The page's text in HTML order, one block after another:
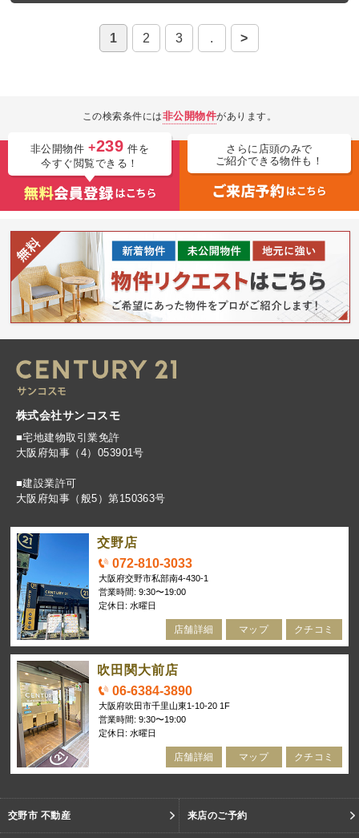
1 2 3 . >
この検索条件には非公開物件があります。
非公開物件 +239 件を
今すぐ閲覧できる！
さらに店頭のみで
ご紹介できる物件も！
株式会社サンコスモ
■宅地建物取引業免許
大阪府知事（4）053901号
■建設業許可
大阪府知事（般5）第150363号
交野店
072-810-3033
大阪府交野市私部南4-430-1
営業時間: 9:30〜19:00
定休日: 水曜日
店舗詳細 マップ クチコミ
吹田関大前店
06-6384-3890
大阪府吹田市千里山東1-10-20 1F
営業時間: 9:30〜19:00
定休日: 水曜日
店舗詳細 マップ クチコミ
交野市 不動産 来店のご予約